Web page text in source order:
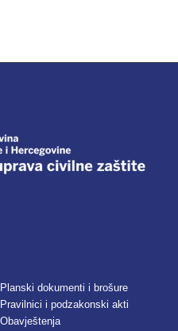
Planski dokumenti i brošure
Pravilnici i podzakonski akti
Obavještenja